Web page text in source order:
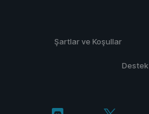
Şartlar ve Koşullar
Destek